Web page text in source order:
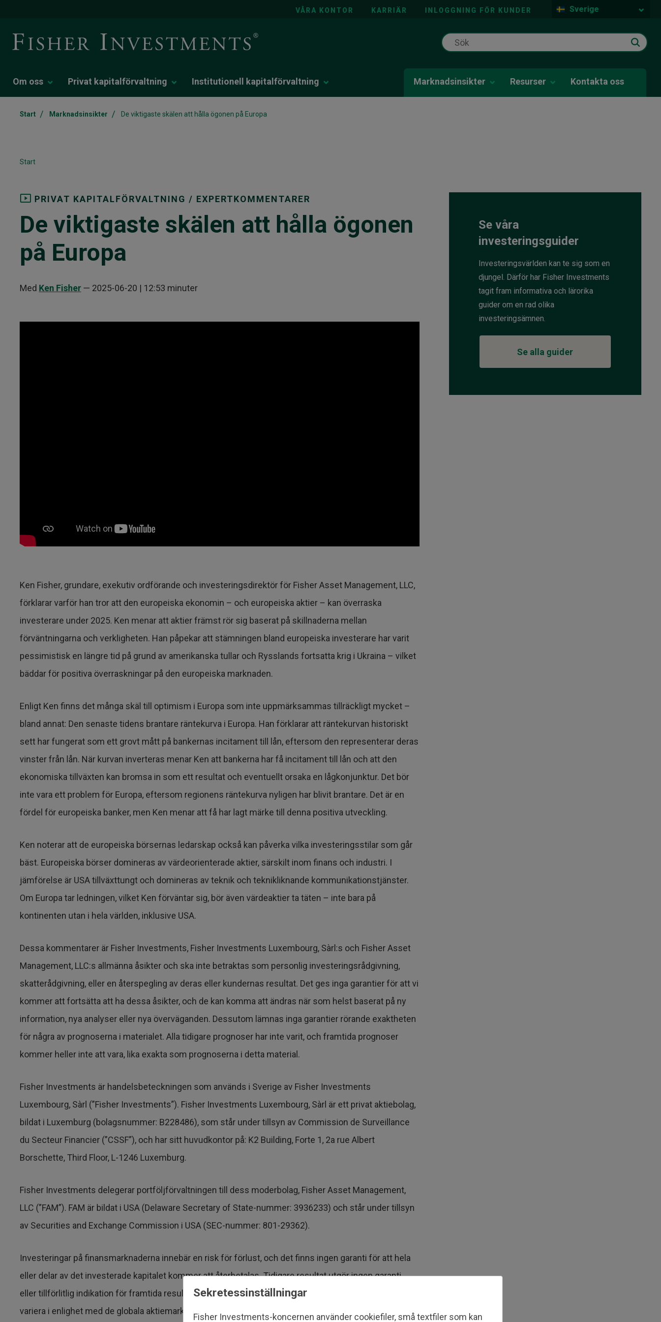
VÅRA KONTOR KARRIÄR INLOGGNING FÖR KUNDER Sverige
Om oss Privat kapitalförvaltning Institutionell kapitalförvaltning Marknadsinsikter Resurser Kontakta oss
Start / Marknadsinsikter / De viktigaste skälen att hålla ögonen på Europa
Start
PRIVAT KAPITALFÖRVALTNING / EXPERTKOMMENTARER
De viktigaste skälen att hålla ögonen
på Europa
Med Ken Fisher — 2025-06-20 | 12:53 minuter
Ken Fisher, grundare, exekutiv ordförande och investeringsdirektör för Fisher Asset Management, LLC,
förklarar varför han tror att den europeiska ekonomin – och europeiska aktier – kan överraska
investerare under 2025. Ken menar att aktier främst rör sig baserat på skillnaderna mellan
förväntningarna och verkligheten. Han påpekar att stämningen bland europeiska investerare har varit
pessimistisk en längre tid på grund av amerikanska tullar och Rysslands fortsatta krig i Ukraina – vilket
bäddar för positiva överraskningar på den europeiska marknaden.
Enligt Ken finns det många skäl till optimism i Europa som inte uppmärksammas tillräckligt mycket –
bland annat: Den senaste tidens brantare räntekurva i Europa. Han förklarar att räntekurvan historiskt
sett har fungerat som ett grovt mått på bankernas incitament till lån, eftersom den representerar deras
vinster från lån. När kurvan inverteras menar Ken att bankerna har få incitament till lån och att den
ekonomiska tillväxten kan bromsa in som ett resultat och eventuellt orsaka en lågkonjunktur. Det bör
inte vara ett problem för Europa, eftersom regionens räntekurva nyligen har blivit brantare. Det är en
fördel för europeiska banker, men Ken menar att få har lagt märke till denna positiva utveckling.
Ken noterar att de europeiska börsernas ledarskap också kan påverka vilka investeringsstilar som går
bäst. Europeiska börser domineras av värdeorienterade aktier, särskilt inom finans och industri. I
jämförelse är USA tillväxttungt och domineras av teknik och teknikliknande kommunikationstjänster.
Om Europa tar ledningen, vilket Ken förväntar sig, bör även värdeaktier ta täten – inte bara på
kontinenten utan i hela världen, inklusive USA.
Dessa kommentarer är Fisher Investments, Fisher Investments Luxembourg, Sàrl:s och Fisher Asset
Management, LLC:s allmänna åsikter och ska inte betraktas som personlig investeringsrådgivning,
skatterådgivning, eller en återspegling av deras eller kundernas resultat. Det ges inga garantier för att vi
kommer att fortsätta att ha dessa åsikter, och de kan komma att ändras när som helst baserat på ny
information, nya analyser eller nya överväganden. Dessutom lämnas inga garantier rörande exaktheten
för några av prognoserna i materialet. Alla tidigare prognoser har inte varit, och framtida prognoser
kommer heller inte att vara, lika exakta som prognoserna i detta material.
Fisher Investments är handelsbeteckningen som används i Sverige av Fisher Investments
Luxembourg, Sàrl (”Fisher Investments”). Fisher Investments Luxembourg, Sàrl är ett privat aktiebolag,
bildat i Luxemburg (bolagsnummer: B228486), som står under tillsyn av Commission de Surveillance
du Secteur Financier (”CSSF”), och har sitt huvudkontor på: K2 Building, Forte 1, 2a rue Albert
Borschette, Third Floor, L-1246 Luxemburg.
Fisher Investments delegerar portföljförvaltningen till dess moderbolag, Fisher Asset Management,
LLC (”FAM”). FAM är bildat i USA (Delaware Secretary of State-nummer: 3936233) och står under tillsyn
av Securities and Exchange Commission i USA (SEC-nummer: 801-29362).
Investeringar på finansmarknaderna innebär en risk för förlust, och det finns ingen garanti för att hela
eller delar av det investerade kapitalet kommer att återbetalas. Tidigare resultat utgör ingen garanti
eller tillförlitlig indikation för framtida resultat. Investeringarnas värde och avkastning kommer att
variera i enlighet med de globala aktiemarknaderna och internationella valutakurser.
Se våra
investeringsguider
Investeringsvärlden kan te sig som en
djungel. Därför har Fisher Investments
tagit fram informativa och lärorika
guider om en rad olika
investeringsämnen.
Se alla guider
Sekretessinställningar
Fisher Investments-koncernen använder cookiefiler, små textfiler som kan